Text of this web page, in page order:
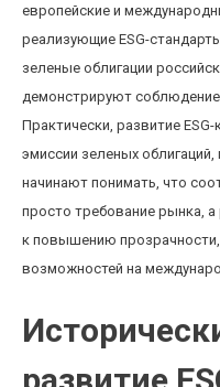
европейские и
реализующие ESG-
зеленые облигации
демонстрируют соблюдение
Практически, развитие
эмиссии зеленых
начинают понимать, что
просто требование рынка,
к повышению
возможностей на